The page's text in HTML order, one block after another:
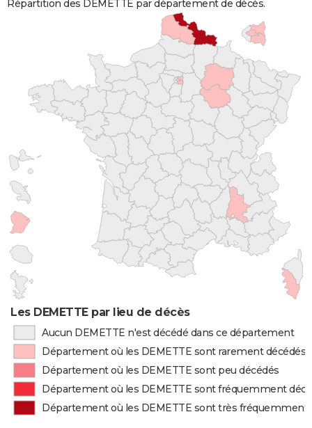
Répartition des DEMETTE par département de décès.
Les DEMETTE par lieu de décès
Aucun DEMETTE n'est décédé dans ce département
Département où les DEMETTE sont rarement décédés
Département où les DEMETTE sont peu décédés
Département où les DEMETTE sont fréquemment
Département où les DEMETTE sont très fréquemment